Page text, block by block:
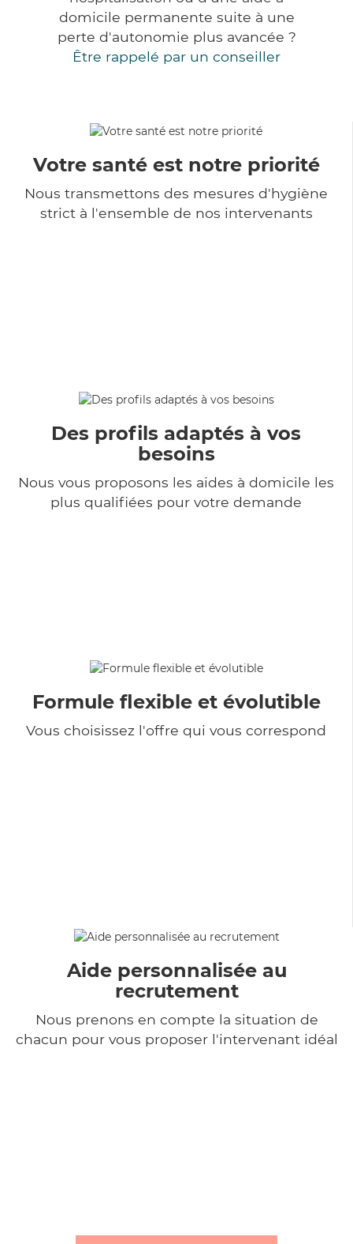
domicile permanente suite à une
perte d'autonomie plus avancée ?
Être rappelé par un conseiller
Votre santé est notre priorité
Nous transmettons des mesures d'hygiène
strict à l'ensemble de nos intervenants
Des profils adaptés à vos
besoins
Nous vous proposons les aides à domicile les
plus qualifiées pour votre demande
Formule flexible et évolutible
Vous choisissez l'offre qui vous correspond
Aide personnalisée au
recrutement
Nous prenons en compte la situation de
chacun pour vous proposer l'intervenant idéal